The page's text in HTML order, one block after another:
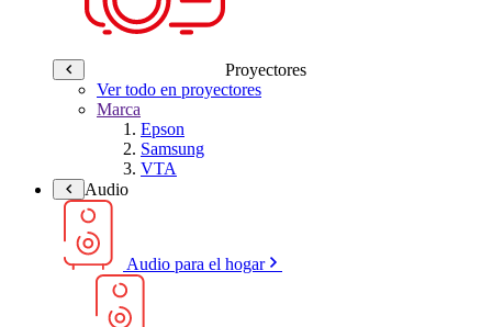
Proyectores
Ver todo en proyectores
Marca
Epson
Samsung
VTA
Audio
Audio para el hogar